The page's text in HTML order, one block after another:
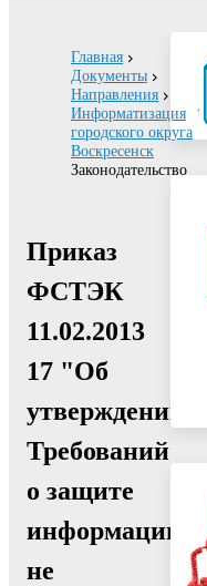
Главная
Документы
Направления
Информатизация
городского округа
Воскресенск
Законодательство
Приказ
ФСТЭК
11.02.2013
17 "Об
утверждении
Требований
о защите
информации,
не